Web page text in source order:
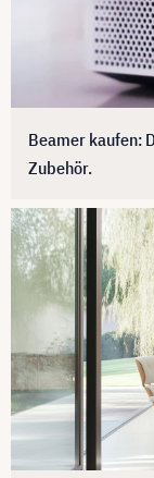
Beamer kaufen:
Zubehör.